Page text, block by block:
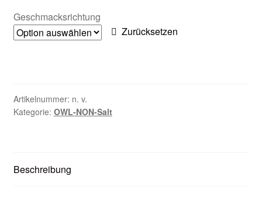
Nikotintabelle
Geschmacksrichtung
Zurücksetzen
Artikelnummer: n. v.
Kategorie: OWL-NON-Salt
Beschreibung